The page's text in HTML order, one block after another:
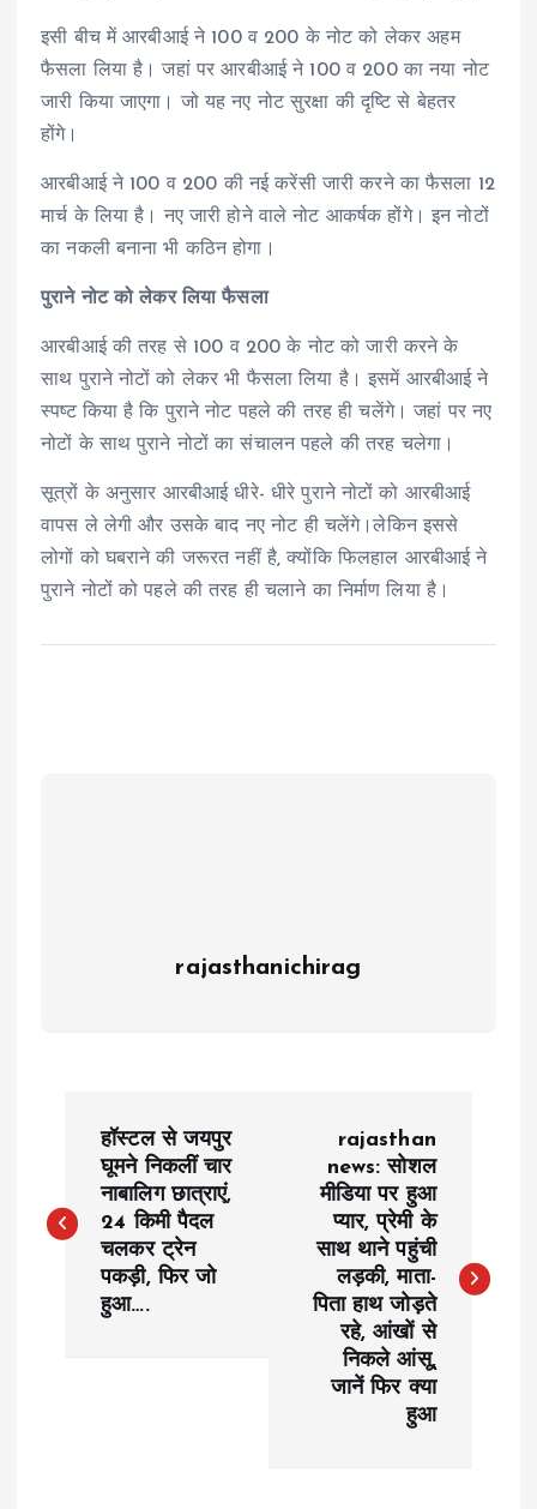
इसी बीच में आरबीआई ने 100 व 200 के नोट को लेकर अहम
फैसला लिया है। जहां पर आरबीआई ने 100 व 200 का नया नोट
जारी किया जाएगा। जो यह नए नोट सुरक्षा की दृष्टि से बेहतर
होंगे।
आरबीआई ने 100 व 200 की नई करेंसी जारी करने का फैसला 12
मार्च के लिया है। नए जारी होने वाले नोट आकर्षक होंगे। इन नोटों
का नकली बनाना भी कठिन होगा।
पुराने नोट को लेकर लिया फैसला
आरबीआई की तरह से 100 व 200 के नोट को जारी करने के
साथ पुराने नोटों को लेकर भी फैसला लिया है। इसमें आरबीआई ने
स्पष्ट किया है कि पुराने नोट पहले की तरह ही चलेंगे। जहां पर नए
नोटों के साथ पुराने नोटों का संचालन पहले की तरह चलेगा।
सूत्रों के अनुसार आरबीआई धीरे- धीरे पुराने नोटों को आरबीआई
वापस ले लेगी और उसके बाद नए नोट ही चलेंगे।लेकिन इससे
लोगों को घबराने की जरूरत नहीं है, क्योंकि फिलहाल आरबीआई ने
पुराने नोटों को पहले की तरह ही चलाने का निर्माण लिया है।
rajasthanichirag
s
हॉस्टल से जयपुर
घूमने निकलीं चार
नाबालिग छात्राएं,
24 किमी पैदल
चलकर ट्रेन
पकड़ी, फिर जो
हुआ….
rajasthan
news: सोशल
मीडिया पर हुआ
प्यार, प्रेमी के
साथ थाने पहुंची
लड़की, माता-
पिता हाथ जोड़ते
रहे, आंखों से
निकले आंसू,
जानें फिर क्या
हुआ